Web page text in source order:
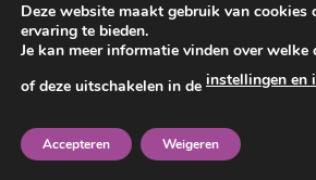
Deze website maakt gebruik van cookies
ervaring te bieden.
Je kan meer informatie vinden over
of deze uitschakelen in de instellingen en
Accepteren Weigeren